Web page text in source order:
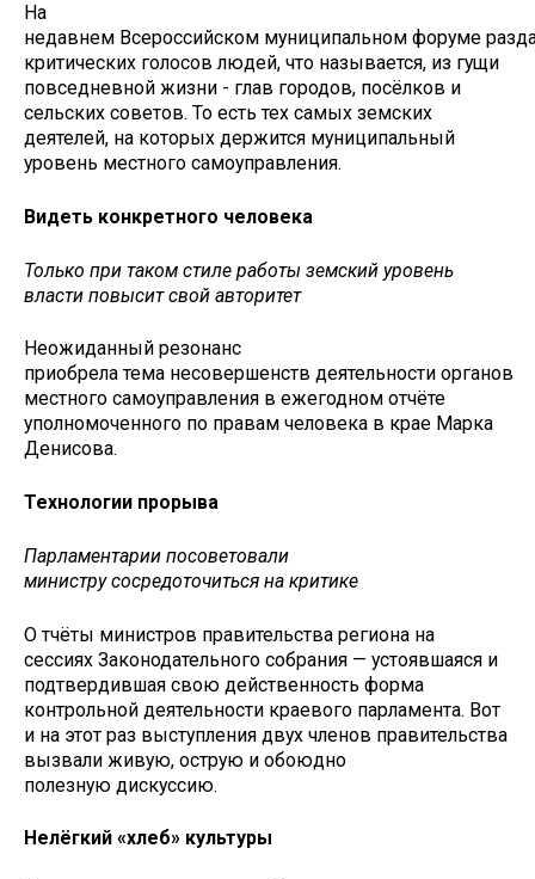
На
недавнем Всероссийском муниципальном форуме
критических голосов людей, что называется, из гущи
повседневной жизни - глав городов, посёлков и
сельских советов. То есть тех самых земских
деятелей, на которых держится муниципальный
уровень местного самоуправления.
Видеть конкретного человека
Только при таком стиле работы земский уровень
власти повысит свой авторитет
Неожиданный резонанс
приобрела тема несовершенств деятельности органов
местного самоуправления в ежегодном отчёте
уполномоченного по правам человека в крае Марка
Денисова.
Технологии прорыва
Парламентарии посоветовали
министру сосредоточиться на критике
О тчёты министров правительства региона на
сессиях Законодательного собрания — устоявшаяся и
подтвердившая свою действенность форма
контрольной деятельности краевого парламента. Вот
и на этот раз выступления двух членов правительства
вызвали живую, острую и обоюдно
полезную дискуссию.
Нелёгкий «хлеб» культуры